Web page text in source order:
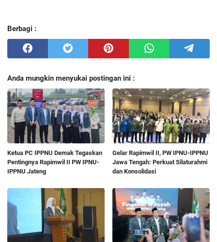
Berbagi :
Anda mungkin menyukai postingan ini :
Ketua PC IPPNU Demak Tegaskan
Pentingnya Rapimwil II PW IPNU-
IPPNU Jateng
Gelar Rapimwil II, PW IPNU-IPPNU
Jawa Tengah: Perkuat Silaturahmi
dan Konsolidasi